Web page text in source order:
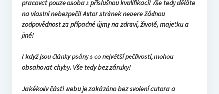
pracovat pouze osoba s příslušnou kvalifikací! Vše tedy děláte
na vlastní nebezpečí! Autor stránek nebere žádnou
zodpovědnost za případné újmy na zdraví, životě, majetku a
jiné!
I když jsou články psány s co největší pečlivostí, mohou
obsahovat chyby. Vše tedy bez záruky!
Jakékoliv části webu je zakázáno bez svolení autora a